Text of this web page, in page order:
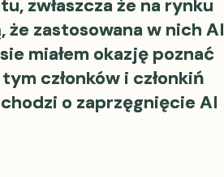
zwłaszcza że na rynku
zastosowana w nich AI
miałem okazję poznać
członków i członkiń
o zaprzęgnięcie AI